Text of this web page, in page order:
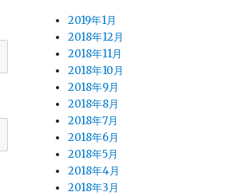
2019年1月
2018年12月
2018年11月
2018年10月
2018年9月
2018年8月
2018年7月
2018年6月
2018年5月
2018年4月
2018年3月